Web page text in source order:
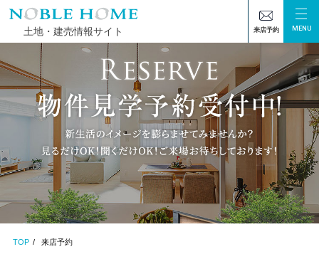
土地・建売情報サイト 来店予約 MENU
TOP 来店予約